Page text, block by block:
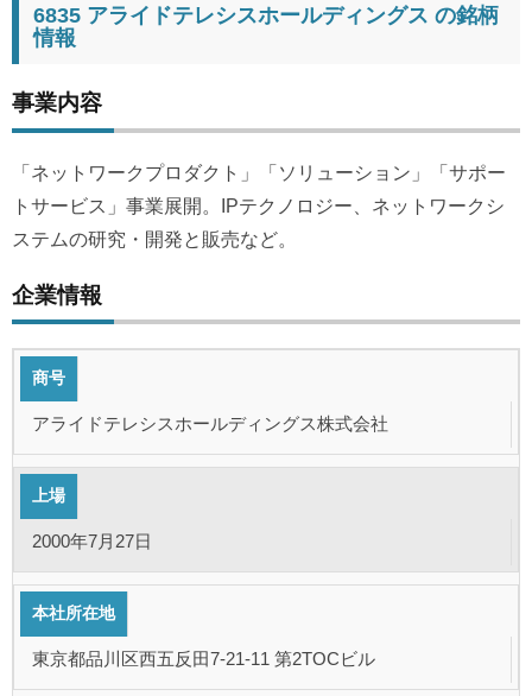
6835 アライドテレシスホールディングス の銘柄
情報
事業内容
「ネットワークプロダクト」「ソリューション」「サポー
トサービス」事業展開。IPテクノロジー、ネットワークシ
ステムの研究・開発と販売など。
企業情報
商号
アライドテレシスホールディングス株式会社
上場
2000年7月27日
本社所在地
東京都品川区西五反田7-21-11 第2TOCビル